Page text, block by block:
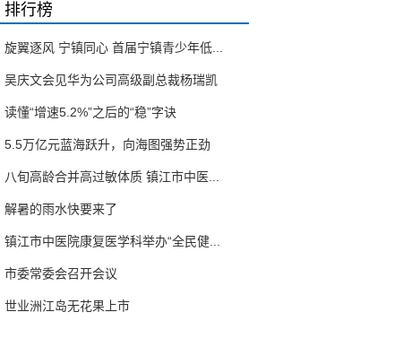
排行榜
旋翼逐风 宁镇同心 首届宁镇青少年低...
吴庆文会见华为公司高级副总裁杨瑞凯
读懂“增速5.2%”之后的“稳”字诀
5.5万亿元蓝海跃升，向海图强势正劲
八旬高龄合并高过敏体质 镇江市中医...
解暑的雨水快要来了
镇江市中医院康复医学科举办“全民健...
市委常委会召开会议
世业洲江岛无花果上市